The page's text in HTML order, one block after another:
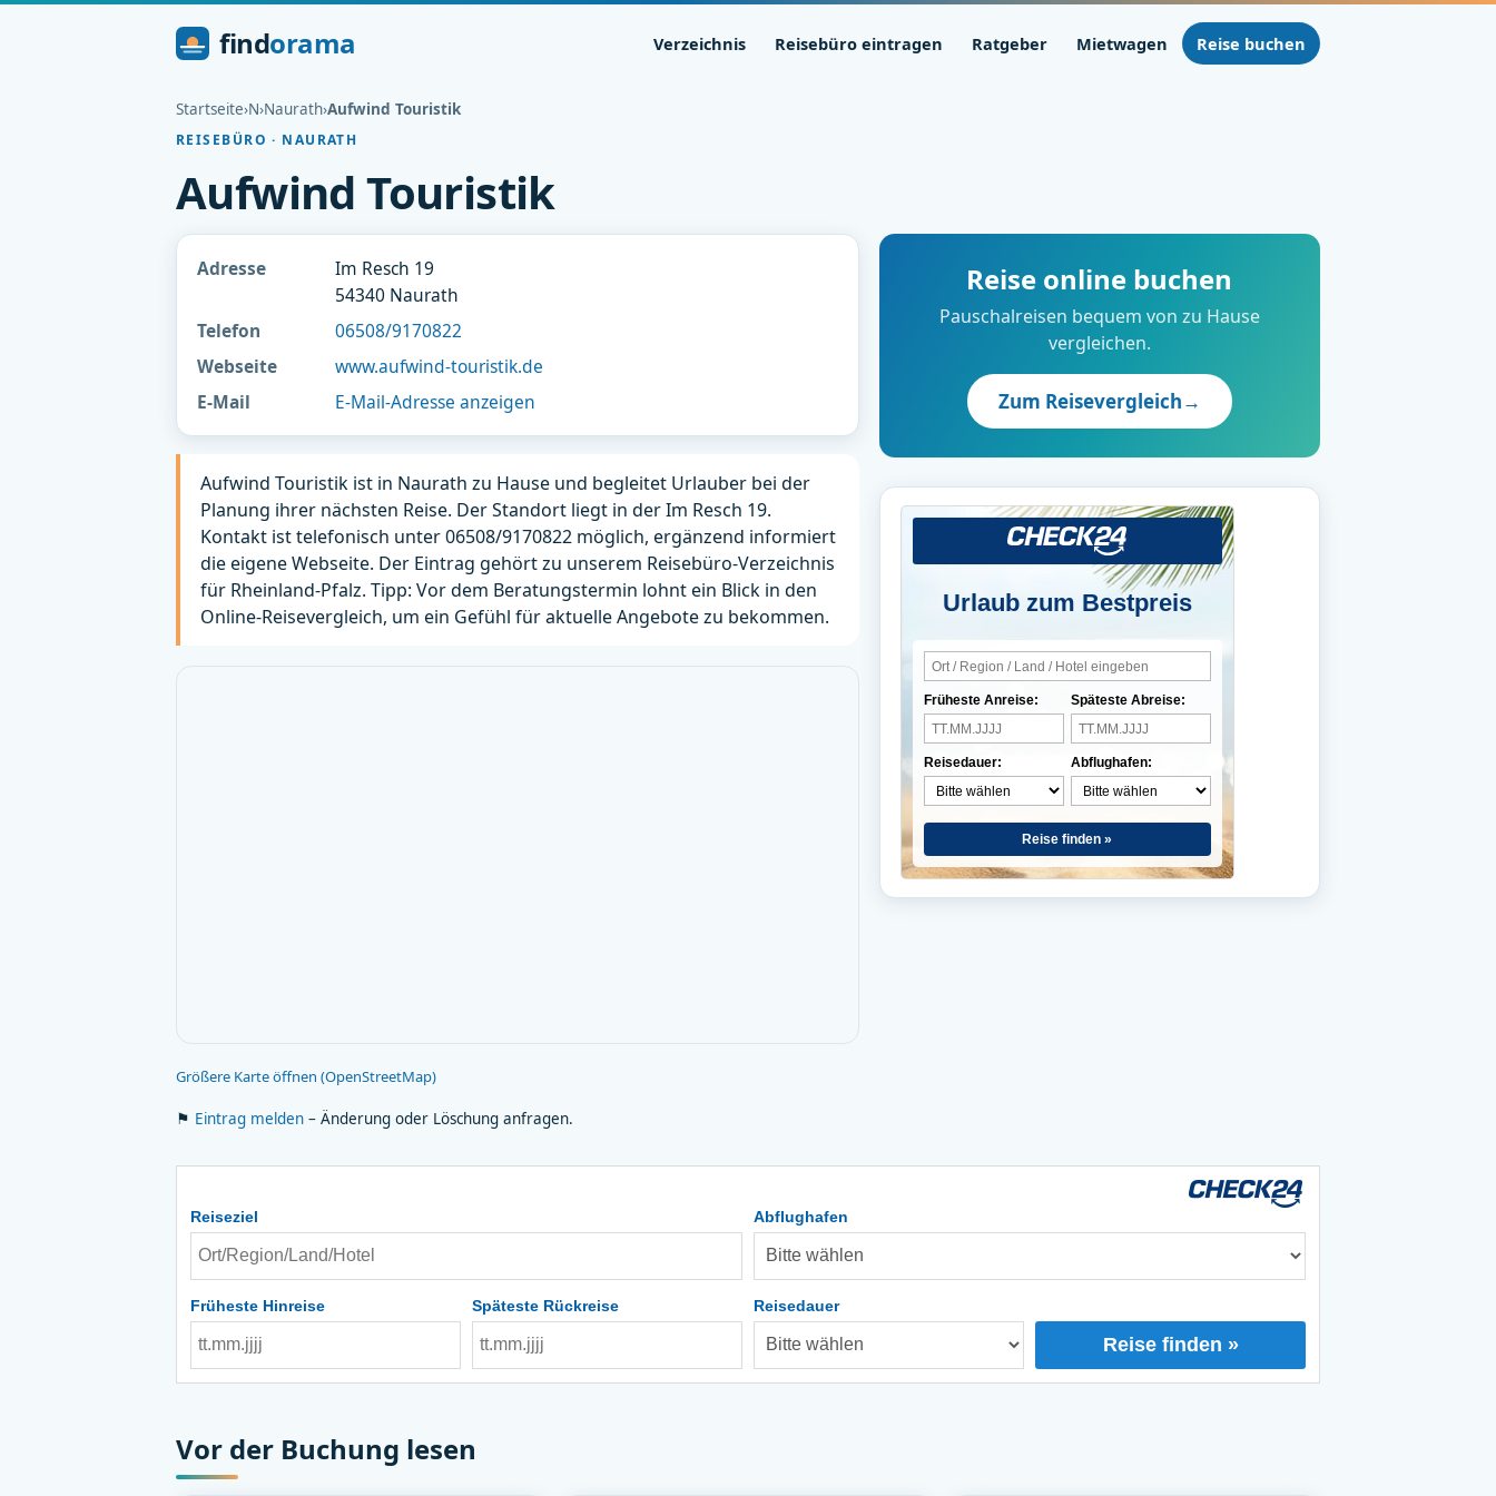
findorama Verzeichnis Reisebüro eintragen Ratgeber Mietwagen Reise buchen
Startseite›N›Naurath›Aufwind Touristik
REISEBÜRO · NAURATH
Aufwind Touristik
Adresse
Im Resch 19
54340 Naurath
Telefon
06508/9170822
Webseite
www.aufwind-touristik.de
E-Mail
E-Mail-Adresse anzeigen
Aufwind Touristik ist in Naurath zu Hause und begleitet Urlauber bei der
Planung ihrer nächsten Reise. Der Standort liegt in der Im Resch 19.
Kontakt ist telefonisch unter 06508/9170822 möglich, ergänzend informiert
die eigene Webseite. Der Eintrag gehört zu unserem Reisebüro-Verzeichnis
für Rheinland-Pfalz. Tipp: Vor dem Beratungstermin lohnt ein Blick in den
Online-Reisevergleich, um ein Gefühl für aktuelle Angebote zu bekommen.
Größere Karte öffnen (OpenStreetMap)
⚑ Eintrag melden – Änderung oder Löschung anfragen.
Reise online buchen
Pauschalreisen bequem von zu Hause
vergleichen.
Zum Reisevergleich→
Urlaub zum Bestpreis
Früheste Anreise:
Reisedauer:
Späteste Abreise:
Abflughafen:
Reise finden »
Reiseziel Abflughafen
Früheste Hinreise Späteste Rückreise Reisedauer
Reise finden »
Vor der Buchung lesen